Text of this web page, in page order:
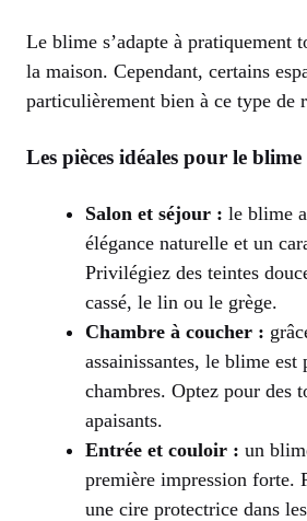
Le blime s’adapte à pratiquement
la maison. Cependant, certains
particulièrement bien à ce type de
Les pièces idéales pour le blime
Salon et séjour : le blime
élégance naturelle et un
Privilégiez des teintes
cassé, le lin ou le grège.
Chambre à coucher :
assainissantes, le blime
chambres. Optez pour des
apaisants.
Entrée et couloir : un
première impression forte.
une cire protectrice dans